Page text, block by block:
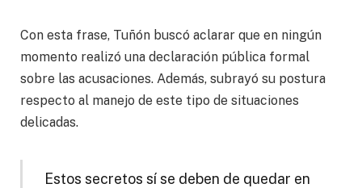
Con esta frase, Tuñón buscó aclarar que en ningún
momento realizó una declaración pública formal
sobre las acusaciones. Además, subrayó su postura
respecto al manejo de este tipo de situaciones
delicadas.
Estos secretos sí se deben de quedar en